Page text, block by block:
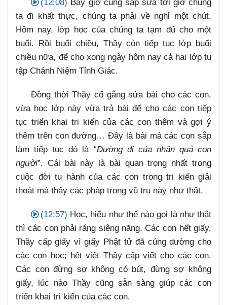
(12:08) Bây giờ cũng sắp sửa tới giờ chúng
ta đi khất thực, chúng ta phải về nghỉ một chút.
Hôm nay, lớp học của chúng ta tạm đủ cho một
buổi. Rồi buổi chiều, Thầy còn tiếp tục lớp buổi
chiều nữa, để cho xong ngày hôm nay cả hai lớp tu
tập Chánh Niệm Tỉnh Giác.
Đồng thời Thầy cố gắng sửa bài cho các con,
vừa học lớp này vừa trả bài để cho các con tiếp
tục triển khai tri kiến của các con thêm và gợi ý
thêm trên con đường…​ Đây là bài mà các con sắp
làm tiếp tục đó là “Đường đi của nhân quả con
người”. Cái bài này là bài quan trọng nhất trong
cuộc đời tu hành của các con trong tri kiến giải
thoát mà thấy các pháp trong vũ trụ này như thật.
(12:57) Học, hiểu như thế nào gọi là như thật
thì các con phải ráng siêng năng. Các con hết giấy,
Thầy cấp giấy vì giấy Phật tử đã cúng dường cho
các con học; hết viết Thầy cấp viết cho các con.
Các con đừng sợ không có bút, đừng sợ không
giấy, lúc nào Thầy cũng sẵn sàng giúp các con
triển khai tri kiến của các con.